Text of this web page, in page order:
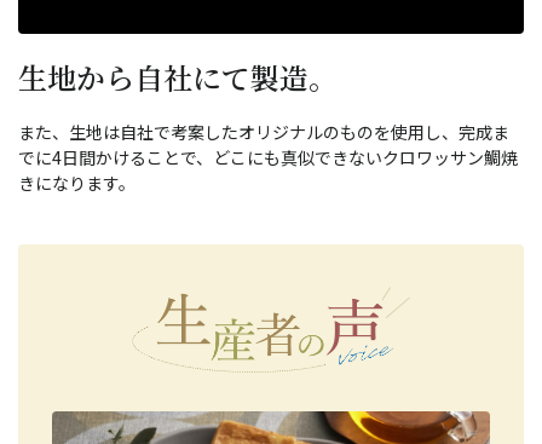
生地から自社にて製造。
また、生地は自社で考案したオリジナルのものを使用し、完成ま
でに4日間かけることで、どこにも真似できないクロワッサン鯛焼
きになります。